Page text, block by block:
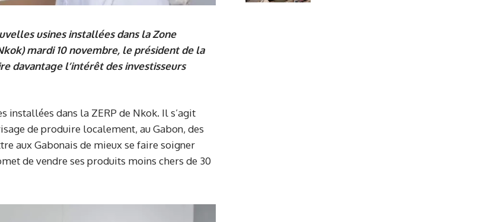
usines installées dans la Zone
mardi 10 novembre, le président de la
davantage l’intérêt des investisseurs
installées dans la ZERP de Nkok. Il s’agit
de produire localement, au Gabon, des
aux Gabonais de mieux se faire soigner
de vendre ses produits moins chers de 30